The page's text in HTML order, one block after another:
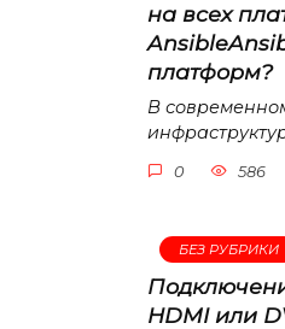
на всех
платформ?
В
0 586
БЕЗ РУБРИКИ
HDMI или